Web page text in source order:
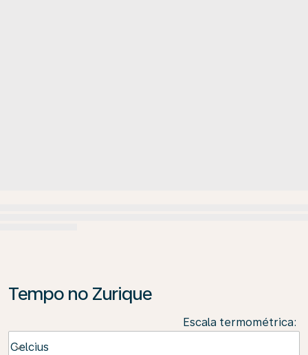
Tempo no Zurique
Escala termométrica:
Celcius
keyboard_arrow_down